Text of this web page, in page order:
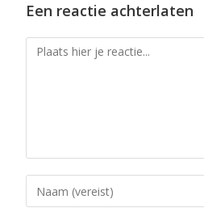
Een reactie achterlaten